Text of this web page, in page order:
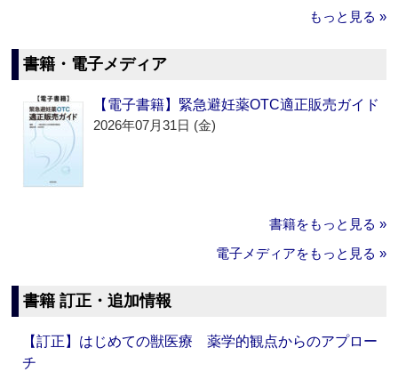
もっと見る »
書籍・電子メディア
【電子書籍】緊急避妊薬OTC適正販売ガイド
2026年07月31日 (金)
書籍をもっと見る »
電子メディアをもっと見る »
書籍 訂正・追加情報
【訂正】はじめての獣医療 薬学的観点からのアプロー
チ